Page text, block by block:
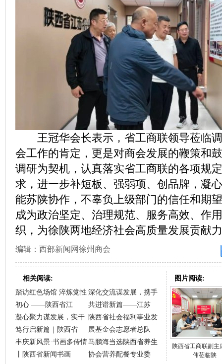
王冠华会长表示，省工商联领导莅临调
会工作的肯定，更是对商会发展的鞭策和
调研为契机，认真落实省工商联的各项规
求，进一步补短板、强弱项、创品牌，凝
能苏陕协作，不辜负上级部门的信任和期
成为政治坚定、治理规范、服务高效、作
织，为徐陕两地经济社会高质量发展贡献
编辑：西部新闻网徐州商会
相关阅读:
踏访红色场馆 淬炼党性
初心 ——陕西省江
深化交流谋发展，携手
共进谱新篇——江苏
凝心聚力谋发展，实干
笃行启新篇｜陕西省
陕西省社会福利事业发
展基金会志愿者总队
丰庆新风景·书画多传情
丨陕西省新闻书画
马鹏海当选陕西省养生
协会营养配餐专业委
图片阅读:
陕西省工商联副主
伟莅临陕